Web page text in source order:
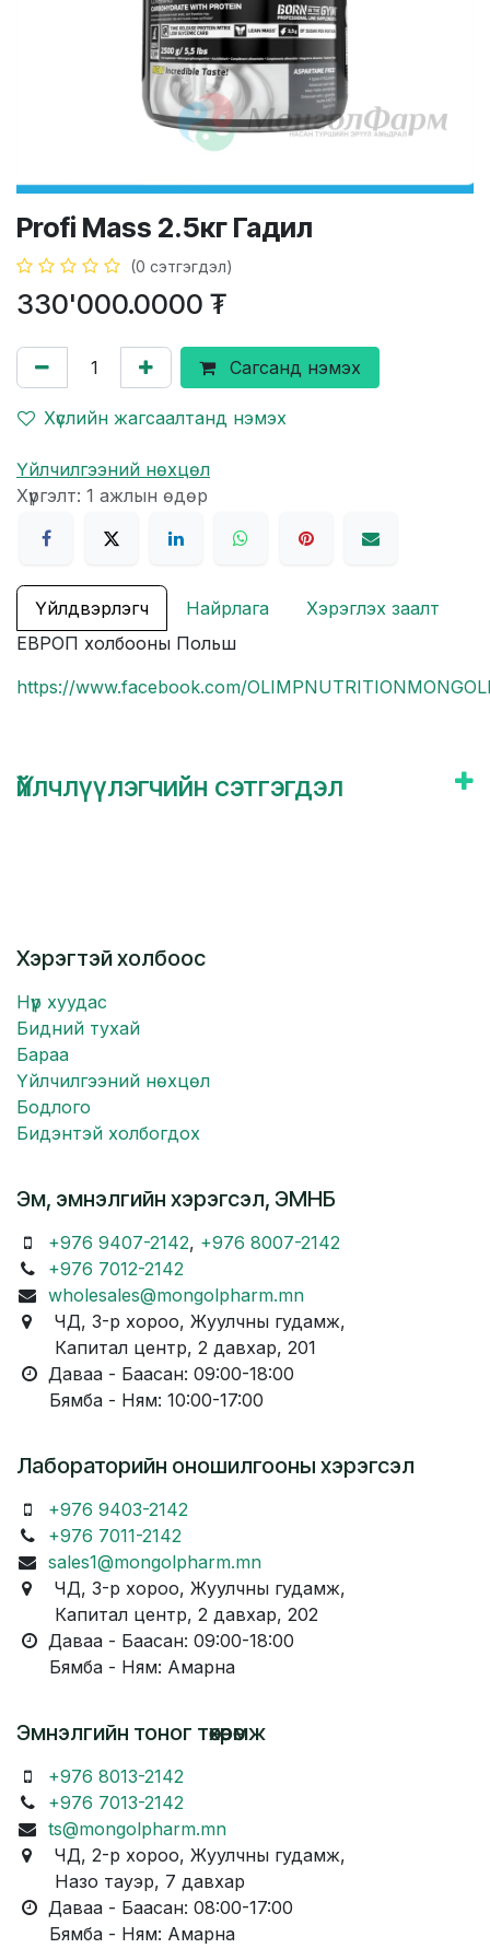
Profi Mass 2.5кг Гадил
(0 сэтгэгдэл)
330'000.0000 ₮
Сагсанд нэмэх
Хүслийн жагсаалтанд нэмэх
Үйлчилгээний нөхцөл
Хүргэлт: 1 ажлын өдөр
Үйлдвэрлэгч Найрлага
Хэрэглэх заалт
ЕВРОП холбооны Польш
https://www.facebook.com/
Үйлчлүүлэгчийн сэтгэгдэл
Хэрэгтэй холбоос
Нүүр хуудас
Бидний тухай
Бараа
Үйлчилгээний нөхцөл
Бодлого
Бидэнтэй холбогдох
Эм, эмнэлгийн хэрэгсэл, ЭМНБ
+976 9407-2142, +976 8007-2142
+976 7012-2142
wholesales@mongolpharm.mn
ЧД, 3-р хороо, Жуулчны гудамж,
Капитал центр, 2 давхар, 201
Даваа - Баасан: 09:00-18:00
Бямба - Ням: 10:00-17:00
Лабораторийн оношилгооны хэрэгсэл
+976 9403-2142
+976 7011-2142
sales1@mongolpharm.mn
ЧД, 3-р хороо, Жуулчны гудамж,
Капитал центр, 2 давхар, 202
Даваа - Баасан: 09:00-18:00
Бямба - Ням: Амарна
Эмнэлгийн тоног төхөөрөмж
+976 8013-2142
+976 7013-2142
ts@mongolpharm.mn
ЧД, 2-р хороо, Жуулчны гудамж,
Назо тауэр, 7 давхар
Даваа - Баасан: 08:00-17:00
Бямба - Ням: Амарна